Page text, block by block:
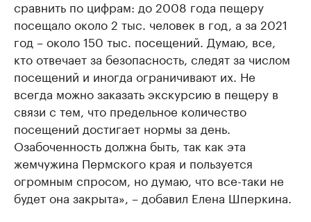
сравнить по цифрам: до 2008 года пещеру
посещало около 2 тыс. человек в год, а за 2021
год – около 150 тыс. посещений. Думаю, все,
кто отвечает за безопасность, следят за числом
посещений и иногда ограничивают их. Не
всегда можно заказать экскурсию в пещеру в
связи с тем, что предельное количество
посещений достигает нормы за день.
Озабоченность должна быть, так как эта
жемчужина Пермского края и пользуется
огромным спросом, но думаю, что все-таки не
будет она закрыта», – добавил Елена Шперкина.